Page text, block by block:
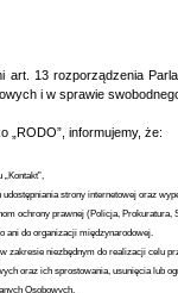
art. 13 rozporządzenia
i w sprawie
„RODO”, informujemy, że:
strony internetowej oraz
ochrony prawnej (Policja,
ani do organizacji międzynarodowej.
zakresie niezbędnym do realizacji celu
oraz ich sprostowania, usunięcia lub
Osobowych,